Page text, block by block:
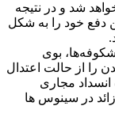
شد و در نتیجه
دفع خود را به شکل
بوی
را از حالت اعتدال
مجاری
در سینوس ها